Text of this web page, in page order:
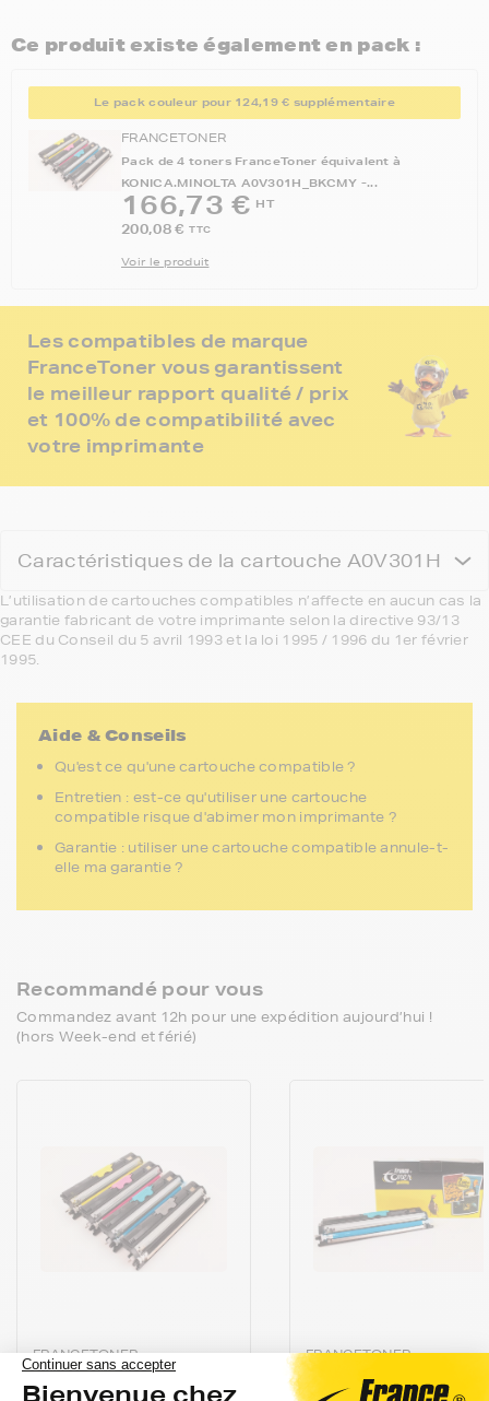
Les compatibles de marque
FranceToner vous garantissent
le meilleur rapport qualité / prix
et 100% de compatibilité avec
votre imprimante
Ce produit existe également en pack :
Le pack couleur pour 124,19 € supplémentaire
FRANCETONER
Pack de 4 toners FranceToner équivalent à
KONICA.MINOLTA A0V301H_BKCMY -...
166,73 € HT
200,08 € TTC
Voir le produit
Caractéristiques de la cartouche A0V301H
L’utilisation de cartouches compatibles n’affecte en aucun cas la
garantie fabricant de votre imprimante selon la directive 93/13
CEE du Conseil du 5 avril 1993 et la loi 1995 / 1996 du 1er février
1995.
Recommandé pour vous
Commandez avant 12h pour une expédition aujourd’hui !
(hors Week-end et férié)
FRANCETONER
Pack de 4 toners
FRANCETONER
Toner FranceToner
Aide & Conseils
Qu'est ce qu'une cartouche compatible ?
Entretien : est-ce qu'utiliser une cartouche
compatible risque d'abimer mon imprimante ?
Garantie : utiliser une cartouche compatible annule-t-
elle ma garantie ?